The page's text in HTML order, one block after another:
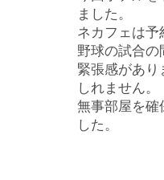
ました。
ネカフェは
野球の試合
緊張感があ
しれません。
無事部屋を確
した。